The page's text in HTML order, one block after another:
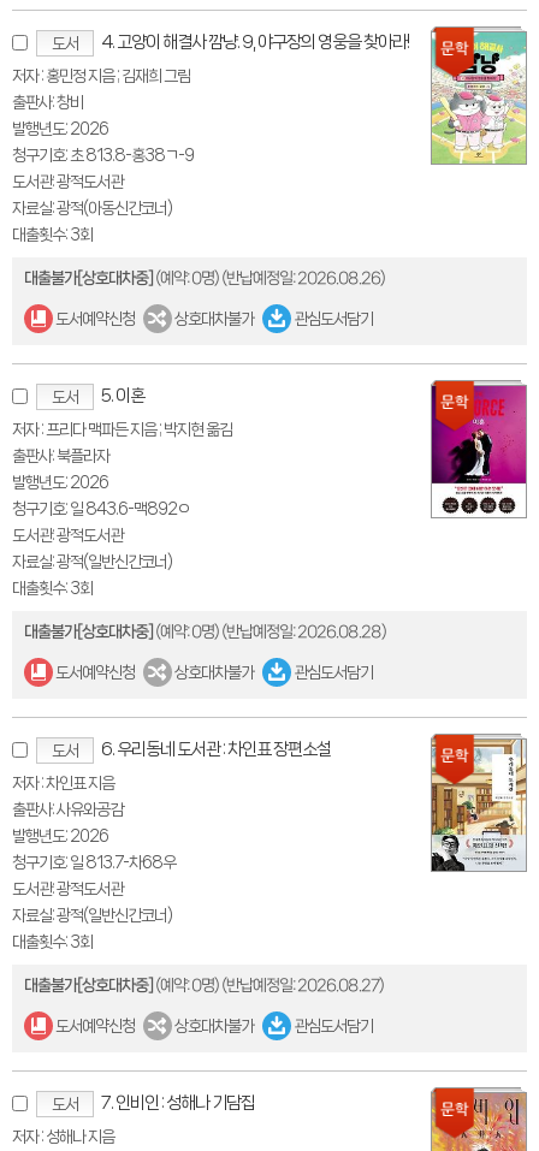
도서 4. 고양이 해결사 깜냥. 9, 야구장의 영웅을 찾아라!
저자 : 홍민정 지음 ; 김재희 그림
출판사: 창비
발행년도: 2026
청구기호: 초 813.8-홍38ㄱ-9
도서관: 광적도서관
자료실: 광적(아동신간코너)
대출횟수: 3회
대출불가[상호대차중] (예약: 0명)(반납예정일: 2026.08.26)
도서예약신청 상호대차불가 관심도서담기
도서 5. 이혼
저자 : 프리다 맥파든 지음 ; 박지현 옮김
출판사: 북플라자
발행년도: 2026
청구기호: 일 843.6-맥892ㅇ
도서관: 광적도서관
자료실: 광적(일반신간코너)
대출횟수: 3회
대출불가[상호대차중] (예약: 0명)(반납예정일: 2026.08.28)
도서예약신청 상호대차불가 관심도서담기
도서 6. 우리동네 도서관 : 차인표 장편소설
저자 : 차인표 지음
출판사: 사유와공감
발행년도: 2026
청구기호: 일 813.7-차68우
도서관: 광적도서관
자료실: 광적(일반신간코너)
대출횟수: 3회
대출불가[상호대차중] (예약: 0명)(반납예정일: 2026.08.27)
도서예약신청 상호대차불가 관심도서담기
도서 7. 인비인 : 성해나 기담집
저자 : 성해나 지음